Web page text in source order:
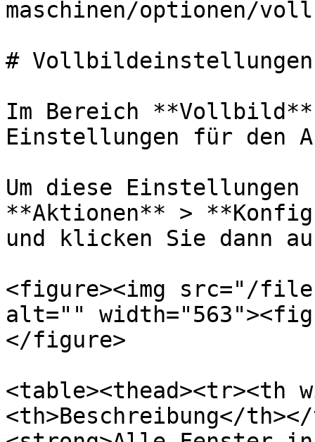
maschinen/optionen/
# Vollbildeinstellungen
Im Bereich **Vollbild**
Einstellungen für den
Um diese
**Aktionen** >
und klicken Sie dann
<figure><img src="/files/
alt=""
</figure>
<table><thead><tr><th
<th>Beschreibung</